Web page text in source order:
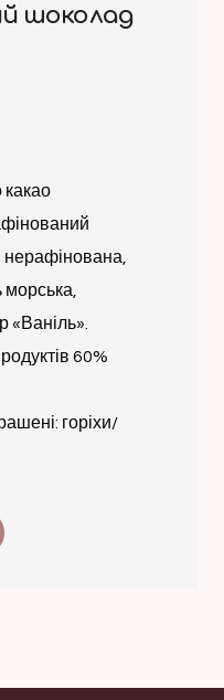
шоколад
какао
нерафінована,
морська,
«Ваніль».
60%
горіхи/